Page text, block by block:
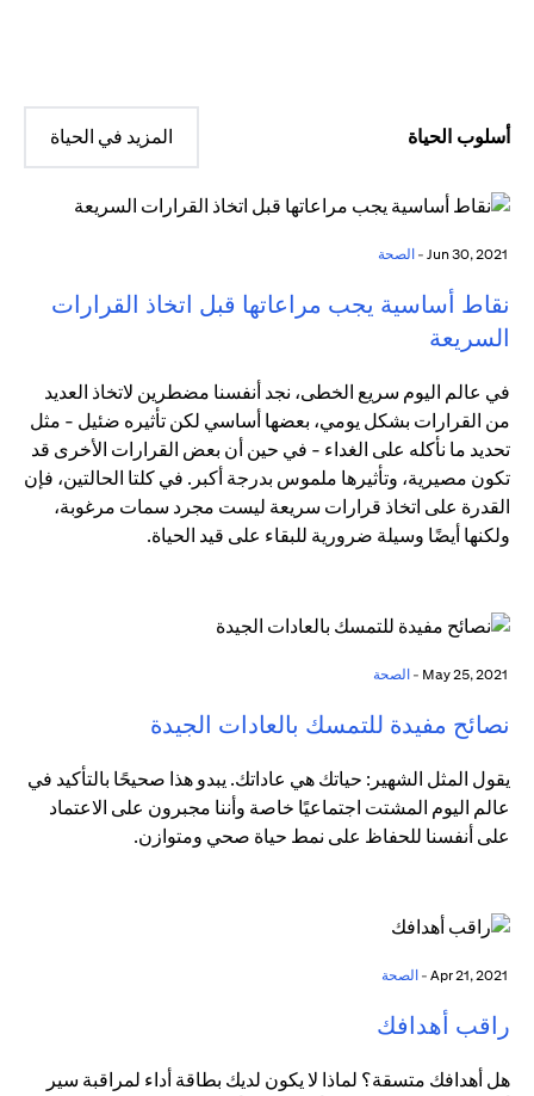
أسلوب الحياة المزيد في الحياة
الصحة
نقاط أساسية يجب مراعاتها قبل اتخاذ القرارات
السريعة
في عالم اليوم سريع الخطى، نجد أنفسنا مضطرين لاتخاذ العديد
من القرارات بشكل يومي، بعضها أساسي لكن تأثيره ضئيل - مثل
تحديد ما نأكله على الغداء - في حين أن بعض القرارات الأخرى قد
تكون مصيرية، وتأثيرها ملموس بدرجة أكبر. في كلتا الحالتين، فإن
القدرة على اتخاذ قرارات سريعة ليست مجرد سمات مرغوبة،
ولكنها أيضًا وسيلة ضرورية للبقاء على قيد الحياة.
الصحة
نصائح مفيدة للتمسك بالعادات الجيدة
يقول المثل الشهير: حياتك هي عاداتك. يبدو هذا صحيحًا بالتأكيد في
عالم اليوم المشتت اجتماعيًا خاصة وأننا مجبرون على الاعتماد
على أنفسنا للحفاظ على نمط حياة صحي ومتوازن.
الصحة
راقب أهدافك
هل أهدافك متسقة؟ لماذا لا يكون لديك بطاقة أداء لمراقبة سير